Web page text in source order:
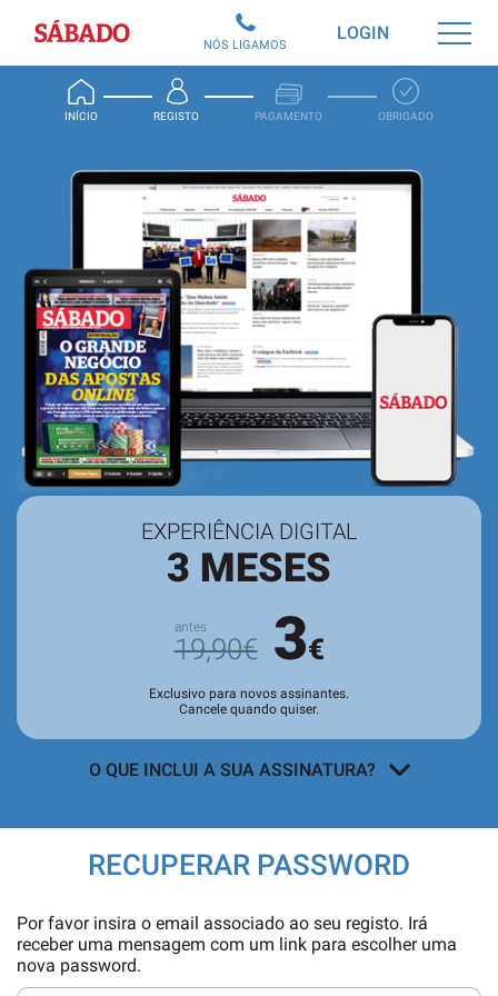
Sábado
INÍCIO REGISTO PAGAMENTO OBRIGADO
LOGIN
NÓS LIGAMOS
EXPERIÊNCIA DIGITAL
3 MESES
19,90€ 3€
Exclusivo para novos assinantes.
Cancele quando quiser.
O QUE INCLUI A SUA ASSINATURA?
nas aplicações.
de chegar às bancas.
Acesso ao
RECUPERAR PASSWORD
Por favor insira o email associado ao seu registo. Irá
receber uma mensagem com um link para escolher uma
nova password.